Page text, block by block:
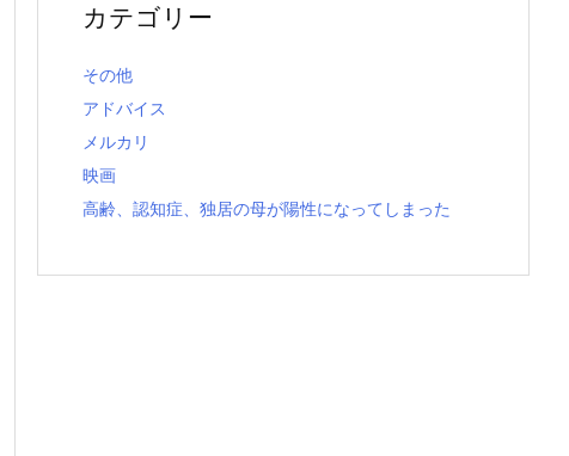
カテゴリー
その他
アドバイス
メルカリ
映画
高齢、認知症、独居の母が陽性になってしまった